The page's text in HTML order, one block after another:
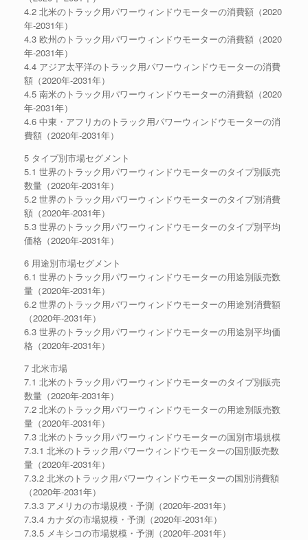
4.2 北米のトラック用パワーウィンドウモーターの消費額（2020
年-2031年）
4.3 欧州のトラック用パワーウィンドウモーターの消費額（2020
年-2031年）
4.4 アジア太平洋のトラック用パワーウィンドウモーターの消費
額（2020年-2031年）
4.5 南米のトラック用パワーウィンドウモーターの消費額（2020
年-2031年）
4.6 中東・アフリカのトラック用パワーウィンドウモーターの消
費額（2020年-2031年）
5 タイプ別市場セグメント
5.1 世界のトラック用パワーウィンドウモーターのタイプ別販売
数量（2020年-2031年）
5.2 世界のトラック用パワーウィンドウモーターのタイプ別消費
額（2020年-2031年）
5.3 世界のトラック用パワーウィンドウモーターのタイプ別平均
価格（2020年-2031年）
6 用途別市場セグメント
6.1 世界のトラック用パワーウィンドウモーターの用途別販売数
量（2020年-2031年）
6.2 世界のトラック用パワーウィンドウモーターの用途別消費額
（2020年-2031年）
6.3 世界のトラック用パワーウィンドウモーターの用途別平均価
格（2020年-2031年）
7 北米市場
7.1 北米のトラック用パワーウィンドウモーターのタイプ別販売
数量（2020年-2031年）
7.2 北米のトラック用パワーウィンドウモーターの用途別販売数
量（2020年-2031年）
7.3 北米のトラック用パワーウィンドウモーターの国別市場規模
7.3.1 北米のトラック用パワーウィンドウモーターの国別販売数
量（2020年-2031年）
7.3.2 北米のトラック用パワーウィンドウモーターの国別消費額
（2020年-2031年）
7.3.3 アメリカの市場規模・予測（2020年-2031年）
7.3.4 カナダの市場規模・予測（2020年-2031年）
7.3.5 メキシコの市場規模・予測（2020年-2031年）